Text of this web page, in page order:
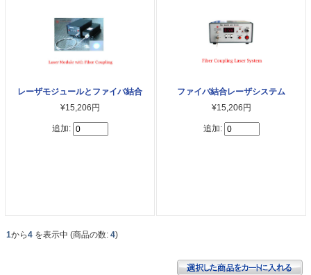
レーザモジュールとファイバ結合
¥15,206円
追加:
ファイバ結合レーザシステム
¥15,206円
追加:
1から4 を表示中 (商品の数: 4)